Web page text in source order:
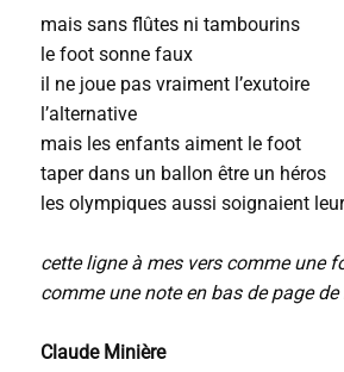
mais sans flûtes ni tambourins
le foot sonne faux
il ne joue pas vraiment l’exutoire
l’alternative
mais les enfants aiment le foot
taper dans un ballon être un héros
les olympiques aussi soignaient
cette ligne à mes vers comme une
comme une note en bas de page de
Claude Minière